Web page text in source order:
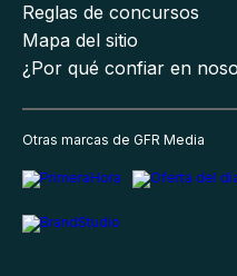
Reglas de concursos
Mapa del sitio
¿Por qué confiar en
Otras marcas de GFR Media